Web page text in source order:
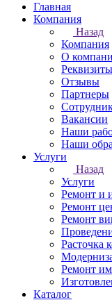
Главная
Компания
Назад
Компания
О
Реквизиты
Отзывы
Партнеры
Вакансии
Наши
Наши
Услуги
Назад
Услуги
Ремонт и
Ремонт
Ремонт
Расточка
Ремонт
Каталог